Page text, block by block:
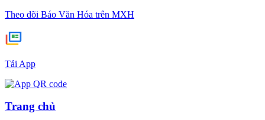
Theo dõi Báo Văn Hóa trên MXH
Tải App
Trang chủ